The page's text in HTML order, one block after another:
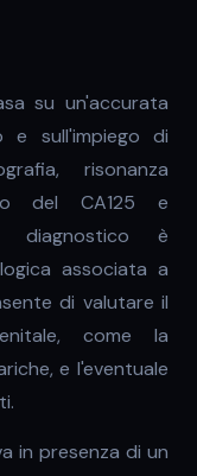
su un'accurata
e sull'impiego di
risonanza
del CA125 e
diagnostico è
associata a
di valutare il
come la
e l'eventuale
in presenza di un